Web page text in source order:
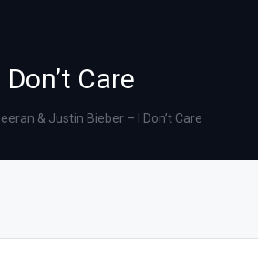
Care
& Justin Bieber – I Don’t Care